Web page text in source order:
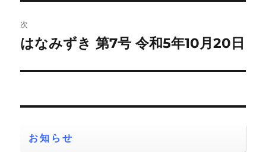
ビ
ゲ
ー
ン
投
稿:
次
次
投
はなみずき 第7号 令和5年10月20日
お知らせ